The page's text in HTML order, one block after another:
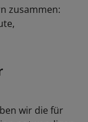
zusammen:
wir die für